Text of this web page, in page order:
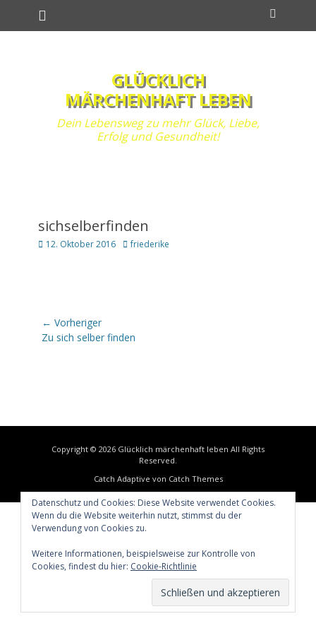
Inhalt
Primäres Menü
GLÜCKLICH
MÄRCHENHAFT LEBEN
Dein Lebensweg zu mehr Glück, Liebe,
Erfolg und Gesundheit!
sichselberfinden
Posted
12. Oktober 2016 Autor
friederike
Beitragsnavigation
← Vorheriger
Vorheriger
Zu sich selber finden
Datenschutz und Cookies: Diese Website verwendet Cookies.
Wenn du die Website weiterhin nutzt, stimmst du der
Verwendung von Cookies zu.
Weitere Informationen, beispielsweise zur Kontrolle von
Cookies, findest du hier: Cookie-Richtlinie
Copyright © 2026 Glücklich märchenhaft leben All Rights
Reserved.
Catch Adaptive von Catch Themes